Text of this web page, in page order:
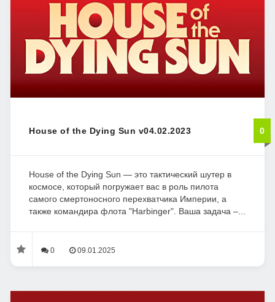
House of the Dying Sun v04.02.2023 0
House of the Dying Sun — это тактический шутер в
космосе, который погружает вас в роль пилота
самого смертоносного перехватчика Империи, а
также командира флота "Harbinger". Ваша задача –...
0 09.01.2025